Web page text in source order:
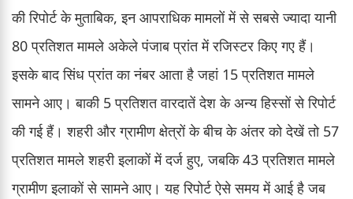
की रिपोर्ट के मुताबिक, इन आपराधिक मामलों में से सबसे ज्यादा यानी
80 प्रतिशत मामले अकेले पंजाब प्रांत में रजिस्टर किए गए हैं।
इसके बाद सिंध प्रांत का नंबर आता है जहां 15 प्रतिशत मामले
सामने आए। बाकी 5 प्रतिशत वारदातें देश के अन्य हिस्सों से रिपोर्ट
की गई हैं। शहरी और ग्रामीण क्षेत्रों के बीच के अंतर को देखें तो 57
प्रतिशत मामले शहरी इलाकों में दर्ज हुए, जबकि 43 प्रतिशत मामले
ग्रामीण इलाकों से सामने आए। यह रिपोर्ट ऐसे समय में आई है जब